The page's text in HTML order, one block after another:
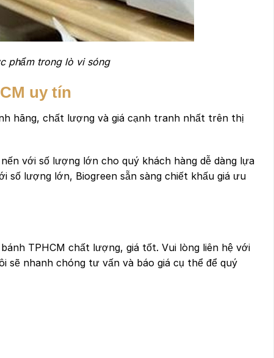
phẩm trong lò vi sóng
uy tín
hãng, chất lượng và giá cạnh tranh nhất trên thị
với số lượng lớn cho quý khách hàng dễ dàng lựa
số lượng lớn, Biogreen sẵn sàng chiết khấu giá ưu
TPHCM chất lượng, giá tốt. Vui lòng liên hệ với
sẽ nhanh chóng tư vấn và báo giá cụ thể để quý